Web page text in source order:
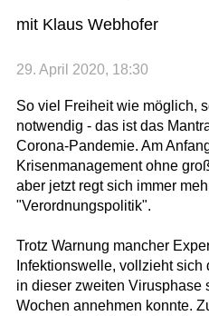
mit Klaus Webhofer
29. April 2020, 18:30
So viel Freiheit wie möglich,
notwendig - das ist das
Corona-Pandemie. Am
Krisenmanagement ohne
aber jetzt regt sich immer
"Verordnungspolitik".
Trotz Warnung mancher
Infektionswelle, vollzieht
in dieser zweiten Virusphase
Wochen annehmen konnte.